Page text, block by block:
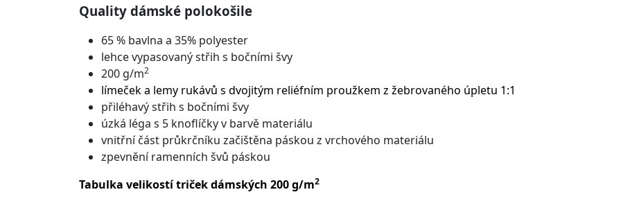
Quality dámské polokošile
65 % bavlna a 35% polyester
lehce vypasovaný střih s bočními švy
200 g/m2
límeček a lemy rukávů s dvojitým reliéfním proužkem z žebrovaného úpletu 1:1
přiléhavý střih s bočními švy
úzká léga s 5 knoflíčky v barvě materiálu
vnitřní část průkrčníku začištěna páskou z vrchového materiálu
zpevnění ramenních švů páskou
Tabulka velikostí triček dámských 200 g/m2